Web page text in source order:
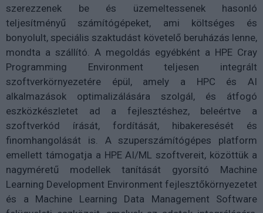
szerezzenek be és üzemeltessenek hasonló
teljesítményű számítógépeket, ami költséges és
bonyolult, speciális szaktudást követelő beruházás lenne,
mondta a szállító. A megoldás egyébként a HPE Cray
Programming Environment teljesen integrált
szoftverkörnyezetére épül, amely a HPC és AI
alkalmazások optimalizálására szolgál, és átfogó
eszközkészletet ad a fejlesztéshez, beleértve a
szoftverkód írását, fordítását, hibakeresését és
finomhangolását is. A szuperszámítógépes platform
emellett támogatja a HPE AI/ML szoftvereit, közöttük a
nagyméretű modellek tanítását gyorsító Machine
Learning Development Environment fejlesztőkörnyezetet
és a Machine Learning Data Management Software